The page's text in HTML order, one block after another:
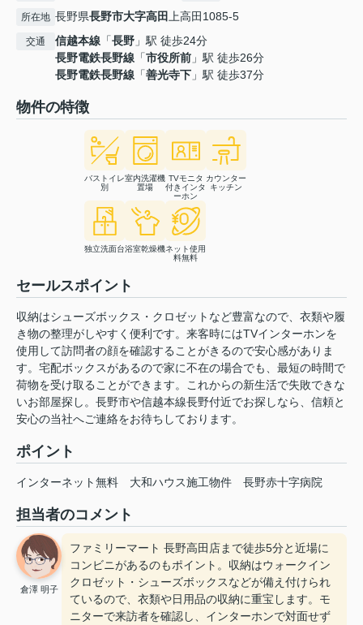
所在地 長野県長野市大字高田上高田1085-5
交通 信越本線 「長野 」駅 徒歩24分
長野電鉄長野線 「市役所前 」駅 徒歩26分
長野電鉄長野線 「善光寺下 」駅 徒歩37分
物件の特徴
バストイレ
別
室内洗濯機
置場
TVモニタ
付きインタ
ーホン
カウンター
キッチン
独立洗面台浴室乾燥機ネット使用
料無料
セールスポイント
収納はシューズボックス・クロゼットなど豊富なので、衣類や履
き物の整理がしやすく便利です。来客時にはTVインターホンを
使用して訪問者の顔を確認することがきるので安心感がありま
す。宅配ボックスがあるので家に不在の場合でも、最短の時間で
荷物を受け取ることができます。これからの新生活で失敗できな
いお部屋探し。長野市や信越本線長野付近でお探しなら、信頼と
安心の当社へご連絡をお待ちしております。
ポイント
インターネット無料 大和ハウス施工物件 長野赤十字病院
担当者のコメント
倉澤 明子
ファミリーマート 長野高田店まで徒歩5分と近場に
コンビニがあるのもポイント。収納はウォークイン
クロゼット・シューズボックスなどが備え付けられ
ているので、衣類や日用品の収納に重宝します。モ
ニターで来訪者を確認し、インターホンで対面せず